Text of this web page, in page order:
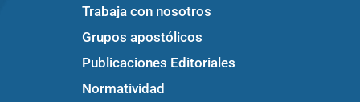
Trabaja con nosotros
Grupos apostólicos
Publicaciones Editoriales
Normatividad